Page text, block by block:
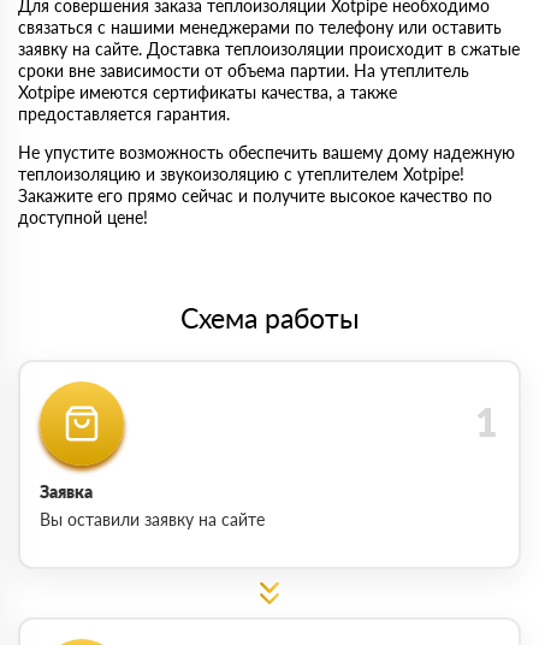
Для совершения заказа теплоизоляции Xotpipe необходимо
связаться с нашими менеджерами по телефону или оставить
заявку на сайте. Доставка теплоизоляции происходит в сжатые
сроки вне зависимости от объема партии. На утеплитель
Xotpipe имеются сертификаты качества, а также
предоставляется гарантия.
Не упустите возможность обеспечить вашему дому надежную
теплоизоляцию и звукоизоляцию с утеплителем Xotpipe!
Закажите его прямо сейчас и получите высокое качество по
доступной цене!
Схема работы
Заявка
Вы оставили заявку на сайте